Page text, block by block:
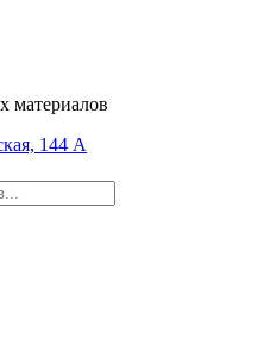
материалов
144 А